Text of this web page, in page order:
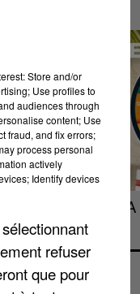
TOURNEZ
Store and/or
Use profiles to
audiences through
content; Use
fraud, and fix errors;
process personal
actively
Identify devices
refuser
que pour